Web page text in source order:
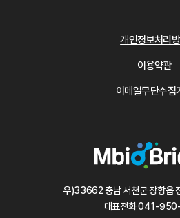
개인정보처리
이용약관
이메일무단수집
우)33662 충남 서천군 장항읍
대표전화041-